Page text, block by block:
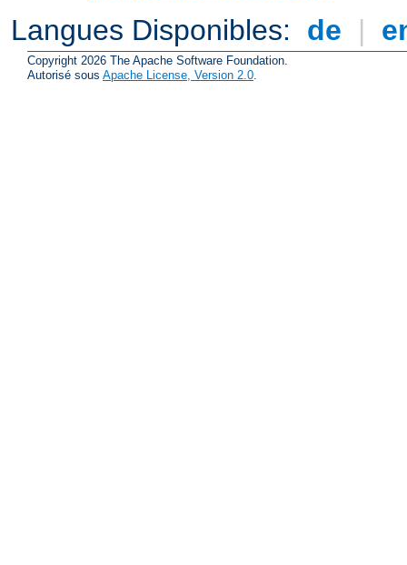
Langues Disponibles: de |
Copyright 2026 The Apache Software Foundation.
Autorisé sous Apache License, Version 2.0.